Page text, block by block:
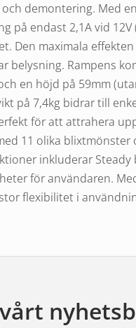
demontering. Med
på endast 2,1A vid 12V
Den maximala effekten
belysning. Rampens
en höjd på 59mm
på 7,4kg bidrar till
för att attrahera
11 olika blixtmönster
inkluderar
för användaren.
flexibilitet i
prestanda under alla